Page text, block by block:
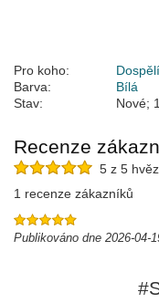
Pro koho:
Dospělí
Barva:
Bílá
Stav:
Nové;
Recenze
5 z 5
1 recenze zákazníků
Publikováno dne 2026-04-